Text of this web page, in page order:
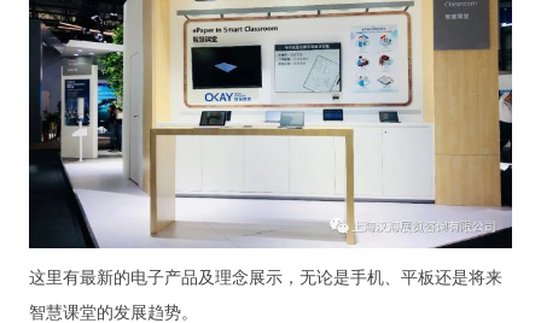
这里有最新的电子产品及理念展示，无论是手机、平板还是将来
智慧课堂的发展趋势。